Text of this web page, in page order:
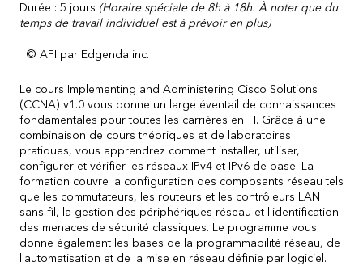
Durée : 5 jours (Horaire spéciale de 8h à 18h. À noter que du
temps de travail individuel est à prévoir en plus)
© AFI par Edgenda inc.
Le cours Implementing and Administering Cisco Solutions
(CCNA) v1.0 vous donne un large éventail de connaissances
fondamentales pour toutes les carrières en TI. Grâce à une
combinaison de cours théoriques et de laboratoires
pratiques, vous apprendrez comment installer, utiliser,
configurer et vérifier les réseaux IPv4 et IPv6 de base. La
formation couvre la configuration des composants réseau tels
que les commutateurs, les routeurs et les contrôleurs LAN
sans fil, la gestion des périphériques réseau et l'identification
des menaces de sécurité classiques. Le programme vous
donne également les bases de la programmabilité réseau, de
l'automatisation et de la mise en réseau définie par logiciel.